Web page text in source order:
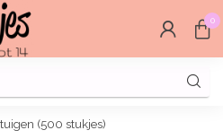
0
(500 stukjes)